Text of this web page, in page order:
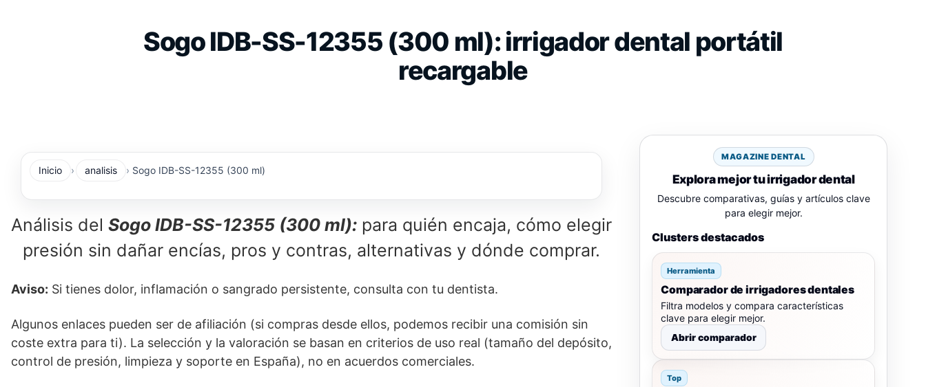
Sogo IDB-SS-12355 (300 ml): irrigador dental portátil
recargable
Inicio analisis Sogo IDB-SS-12355 (300 ml)
Análisis delSogo IDB-SS-12355 (300 ml): para quién encaja, cómo elegir
presión sin dañar encías, pros y contras, alternativas y dónde comprar.
Aviso: Si tienes dolor, inflamación o sangrado persistente, consulta con tu dentista.
Algunos enlaces pueden ser de afiliación (si compras desde ellos, podemos recibir una comisión sin
coste extra para ti). La selección y la valoración se basan en criterios de uso real (tamaño del depósito,
control de presión, limpieza y soporte en España), no en acuerdos comerciales.
MAGAZINE DENTAL
Explora mejor tu irrigador dental
Descubre comparativas, guías y artículos clave
para elegir mejor.
Clusters destacados
Herramienta
Comparador de irrigadores dentales
Filtra modelos y compara características
clave para elegir mejor.
Abrir comparador
Top